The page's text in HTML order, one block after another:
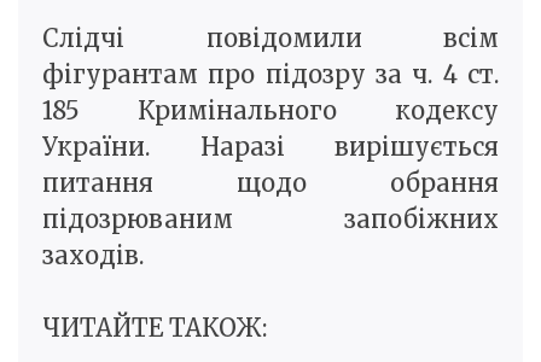
Слідчі повідомили всім
фігурантам про підозру за ч. 4 ст.
185 Кримінального кодексу
України. Наразі вирішується
питання щодо обрання
підозрюваним запобіжних
заходів.
ЧИТАЙТЕ ТАКОЖ: